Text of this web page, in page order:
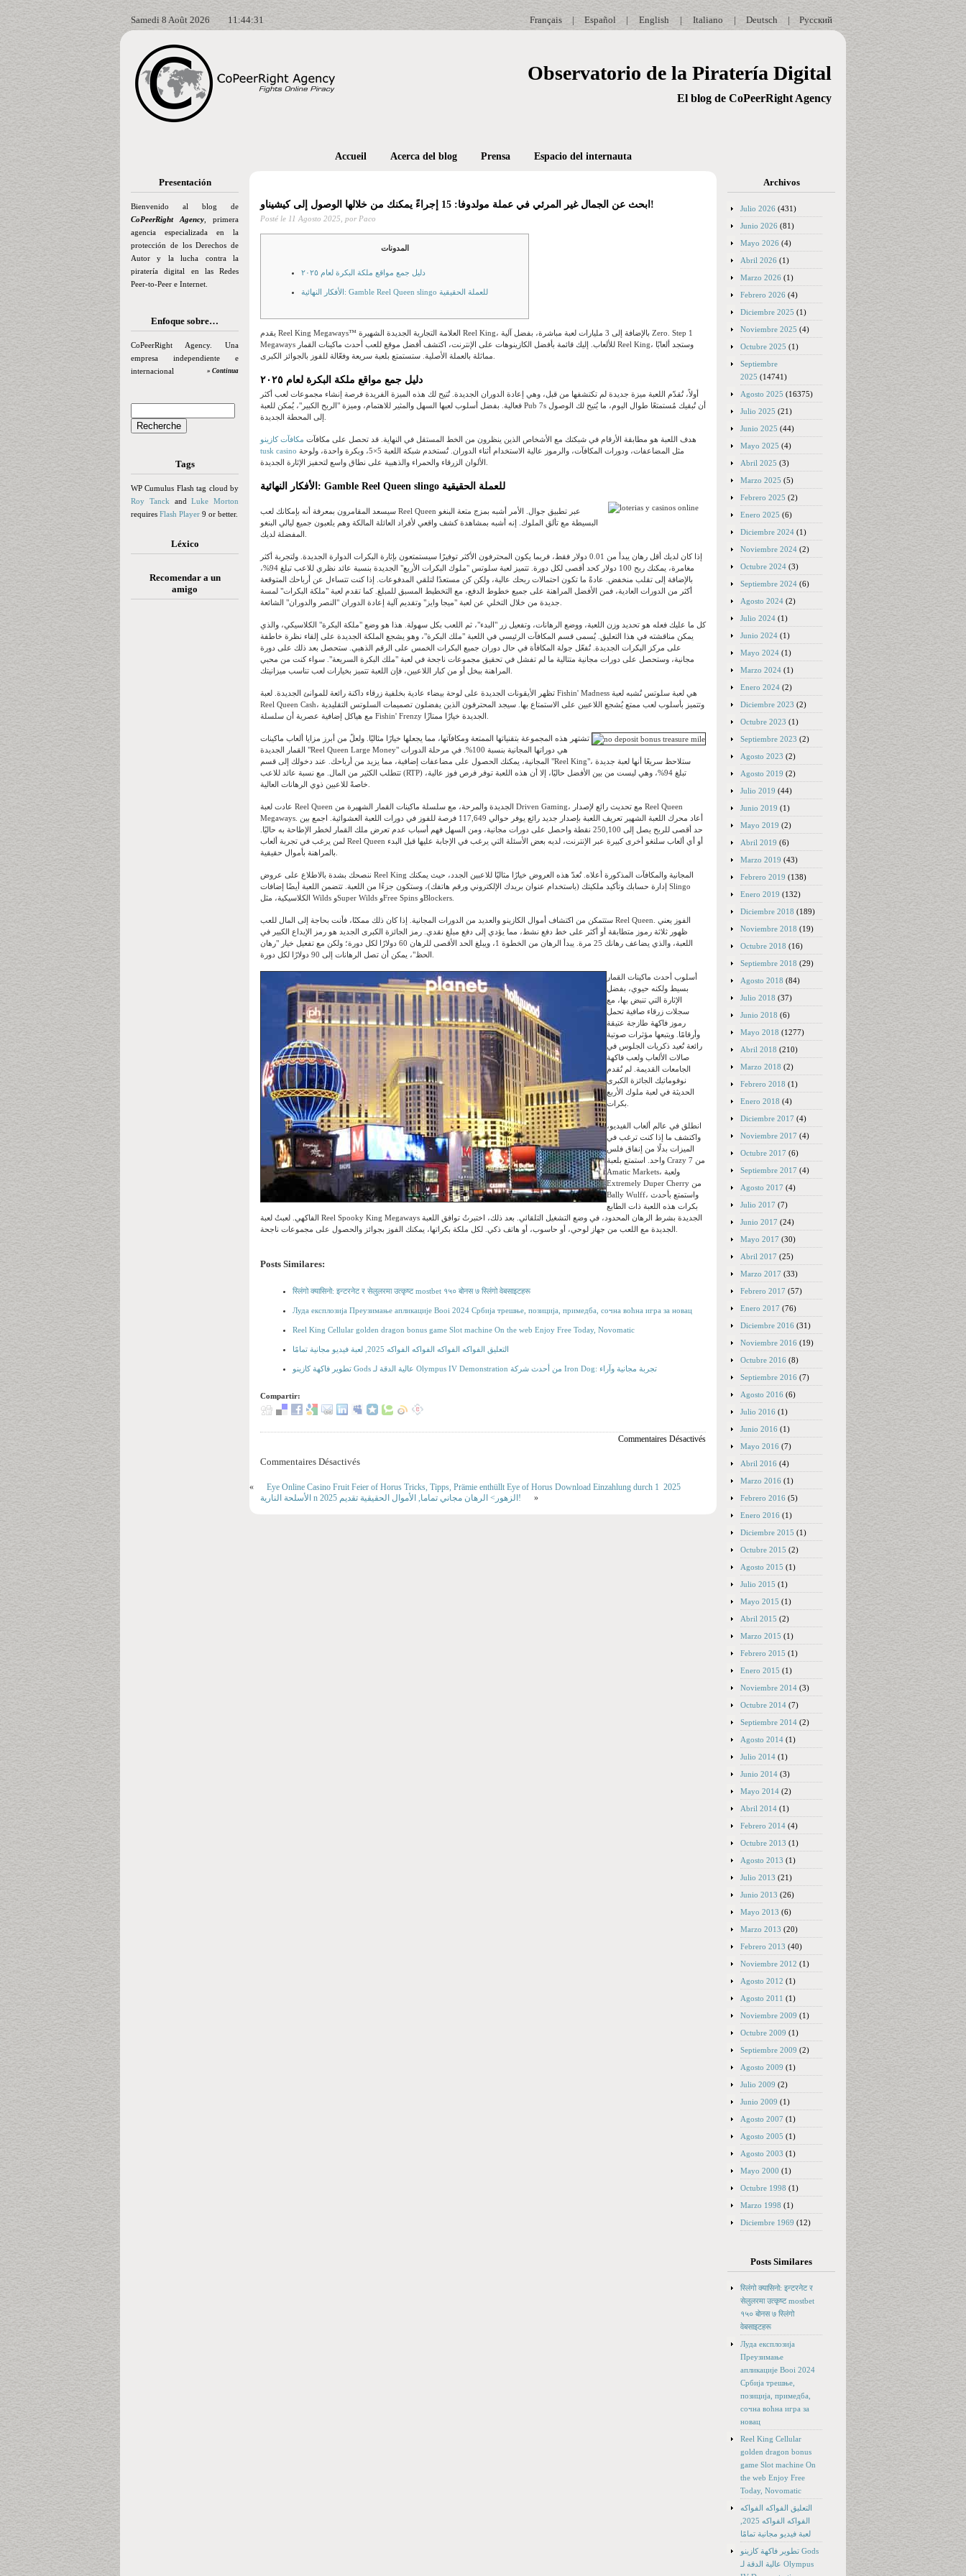
Samedi 8 Août 2026 11:44:33 Русский
|
Deutsch
|
Italiano
|
English
|
Español
|
Français
Observatorio de la Piratería Digital
El blog de CoPeerRight Agency
Presentación
Bienvenido al blog de
CoPeerRight Agency , primera
agencia especializada en la
protección de los Derechos de
Autor y la lucha contra la
piratería digital en las Redes
Peer-to-Peer e Internet.
Enfoque sobre…
CoPeerRight Agency. Una
empresa independiente e
internacional
» Continua
Tags
WP Cumulus Flash tag cloud by
Roy Tanck andLuke Morton
requires Flash Player 9 or better.
Léxico
Recomendar a un
amigo
Accueil Acerca del blog Prensa Espacio del internauta
ابحث عن الجمال غير المرئي في عملة مولدوفا: 15 إجراءً يمكنك من خلالها الوصول إلى كيشيناو!
Posté le 11 Agosto 2025, por Paco
المدونات
دليل جمع مواقع ملكة البكرة لعام ٢٠٢٥
الأفكار النهائية: Gamble Reel Queen slingo للعملة الحقيقية
يقدم Reel King Megaways™ العلامة التجارية الجديدة الشهيرة Reel King، بالإضافة إلى 3 مليارات لعبة مباشرة، بفضل آلية Zero. Step 1
Megaways للألعاب. إليك قائمة بأفضل الكازينوهات على الإنترنت، اكتشف أفضل موقع للعب أحدث ماكينات القمار Reel King، وستجد ألعابًا
دليل جمع مواقع ملكة البكرة لعام ٢٠٢٥
أولاً، تُقدّم اللعبة ميزة جديدة لم تكتشفها من قبل، وهي إعادة الدوران الجديدة. تُتيح لك هذه الميزة الفريدة فرصة إنشاء مجموعات لعب أكثر
فعالية. بفضل أسلوب لعبها السهل والمثير للاهتمام، وميزة "الربح الكبير"، يُمكن للعبة Pub 7s أن تُبقيك مُستمتعًا طوال اليوم، ما يُتيح لك الوصول
هدف اللعبة هو مطابقة الأرقام في شبكتك مع الأشخاص الذين ينظرون من الخط المستقل في النهاية. قد تحصل على مكافآت مكافآت كازينو
tusk casino
الأفكار النهائية: Gamble Reel Queen slingo للعملة الحقيقية
سيسعد المقامرون بمعرفة أنه بإمكانك لعب Reel Queen عبر تطبيق جوال. الأمر أشبه بمزج متعة البنغو
البسيطة مع تألق الملوك. إنه أشبه بمشاهدة كشف واقعي لأفراد العائلة المالكة وهم يلعبون جميع ليالي البنغو
إذا كان لديك أقل رهان يبدأ من 0.01 دولار فقط، فربما يكون المحترفون الأكثر توفيرًا سيستمتعون بإثارة البكرات الدوارة الجديدة. ولتجربة أكثر
مغامرة، يمكنك ربح 100 دولار كحد أقصى لكل دورة. تتميز لعبة سلوتس "ملوك البكرات الأربع" الجديدة بنسبة عائد نظري للاعب تبلغ 94%،
بالإضافة إلى تقلب منخفض. عادةً ما تكون احتمالات ربحك عالية، ولكن كن مستعدًا لتلقي المدفوعات. إذا كنت تتساءل عن أرباحك المتوقعة
أكثر من الدورات العادية، فمن الأفضل المراهنة على جميع خطوط الدفع، مع التخطيط المسبق للمبلغ. كما تقدم لعبة "ملكة البكرات" لمسة
كل ما عليك فعله هو تحديد وزن اللعبة، ووضع الرهانات، وتفعيل زر "البدء"، ثم اللعب بكل سهولة. هذا هو وضع "ملكة البكرة" الكلاسيكي، والذي
يمكن مناقشته في هذا التعليق. يُسمى قسم المكافآت الرئيسي في اللعبة "ملك البكرة"، وهو يشجع الملكة الجديدة على إلقاء نظرة خاطفة
على مركز البكرات الجديدة. تُفعّل جولة المكافأة في حال دوران جميع البكرات الخمس على الرقم الذهبي. ستحصل بعد ذلك على دورة
مجانية، وستحصل على دورات مجانية متتالية ما لم تفشل في تحقيق مجموعات ناجحة في لعبة "ملك البكرة السريعة". سواء كنت من محبي
تظهر الأيقونات الجديدة على لوحة بيضاء عادية بخلفية زرقاء داكنة رائعة للموانئ الجديدة. لعبة Fishin' Madness هي لعبة سلوتس تُشبه لعبة
Reel Queen Cash، وتتميز بأسلوب لعب ممتع يُشجع اللاعبين على الاستمتاع بها. سيجد المحترفون الذين يفضلون تصميمات السلوتس التقليدية
تشتهر هذه المجموعة بتقنياتها الممتعة ومكافآتها، مما يجعلها خيارًا مثاليًا. ولعلّ من أبرز مزايا ألعاب ماكينات
القمار الجديدة "Reel Queen Large Money" هي دوراتها المجانية بنسبة 100%. في مرحلة الدورات
المجانية، يمكنك الحصول على مضاعفات إضافية، مما يزيد من أرباحك. عند دخولك إلى قسم "Reel King"، ستلاحظ سريعًا أنها لعبة جديدة
تتطلب الكثير من المال. مع نسبة عائد للاعب (RTP) تبلغ 94%، وهي ليست من بين الأفضل حاليًا، إلا أن هذه اللعبة توفر فرص فوز عالية،
عادت لعبة Reel Queen الجديدة والمرحة، مع سلسلة ماكينات القمار الشهيرة من Driven Gaming، مع تحديث رائع لإصدار Reel Queen
Megaways. أعاد محرك اللعبة الشهير تعريف اللعبة بإصدار جديد رائع يوفر حوالي 117,649 فرصة للفوز في دورات اللعبة العشوائية. اجمع بين
حد أقصى للربح يصل إلى 250,100 نقطة واحصل على دورات مجانية، ومن السهل فهم أسباب عدم تعرض ملك القمار لخطر الإطاحة به حاليًا.
لمن يرغب في تجربة ألعاب Reel Queen أو أي ألعاب سلنغو أخرى كبيرة عبر الإنترنت، لديه بعض الأسئلة التي يرغب في الإجابة عليها قبل البدء
ننصحك بشدة بالاطلاع على عروض Reel King المجانية والمكافآت المذكورة أعلاه. تُعدّ هذه العروض خيارًا مثاليًا للاعبين الجدد، حيث يمكنك
إدارة حسابك وتأكيد ملكيتك (باستخدام عنوان بريدك الإلكتروني ورقم هاتفك)، وستكون جزءًا من اللعبة. تتضمن اللعبة أيضًا إضافات Slingo
الكلاسيكية، مثل Wilds وSuper Wilds وFree Spins وBlockers.
ستتمكن من اكتشاف أموال الكازينو والعديد من الدورات المجانية. إذا كان ذلك ممكنًا، فأنت بحاجة إلى المال للعب Reel Queen. الفوز يعني
ظهور ثلاثة رموز متطابقة أو أكثر على خط دفع نشط، مما يؤدي إلى دفع مبلغ نقدي. رمز الجائزة الكبرى الجديد هو رمز الإيداع الكبير في
اللعبة، والذي يضاعف رهانك 25 مرة. يبدأ الرهان من الخطوة 1، ويبلغ الحد الأقصى للرهان 60 دولارًا لكل دورة؛ ولكن مع تفعيل خيار "رهان
أسلوب أحدث ماكينات القمار
بسيط ولكنه حيوي، بفضل
الإثارة التي تنبض بها، مع
سجلات زرقاء صافية تحمل
رموز فاكهة طازجة عتيقة
وأرقامًا. ويتبعها مؤثرات صوتية
رائعة تُعيد ذكريات الجلوس في
صالات الألعاب ولعب فاكهة
الجامعات القديمة. لم تُقدم
نوفوماتيك الجائزة الكبرى
الحديثة في لعبة ملوك الأربع
انطلق في عالم ألعاب الفيديو،
واكتشف ما إذا كنت ترغب في
الميزات بدلًا من إنفاق فلس
واحد. استمتع بلعبة Crazy 7 من
Amatic Markets، ولعبة
Extremely Duper Cherry من
Bally Wulff، واستمتع بأحدث
بكرات هذه اللعبة ذات الطابع
الفاكهي. لعبتُ لعبة Reel Spooky King Megaways الجديدة بشرط الرهان المحدود، في وضع التشغيل التلقائي. بعد ذلك، اختبرتُ توافق اللعبة
Posts Similares:
स्लिंगो क्यासिनो: इन्टरनेट र सेलुलरमा उत्कृष्ट mostbet १५० बोनस ७ स्लिंगो वेबसाइटहरू
Луда експлозија Преузимање апликације Booi 2024 Србија трешње, позиција, примедба, сочна воћна игра за новац
Reel King Cellular golden dragon bonus game Slot machine On the web Enjoy Free Today, Novomatic
التعليق الفواكه الفواكه الفواكه الفواكه 2025, لعبة فيديو مجانية تمامًا
تطوير فاكهة كازينو Gods عالية الدقة لـ Olympus IV Demonstration من أحدث شركة Iron Dog: تجربة مجانية وآراء
Compartir:
Commentaires Désactivés
Commentaires Désactivés
«
Eye Online Casino Fruit Feier of Horus Tricks, Tipps, Prämie enthüllt Eye of Horus Download Einzahlung durch 1 2025
الأسلحة النارية n الزهور> الرهان مجاني تماما, الأموال الحقيقية تقديم 2025!
»
Archivos
Julio 2026 (431)
Junio 2026 (81)
Mayo 2026 (4)
Abril 2026 (1)
Marzo 2026 (1)
Febrero 2026 (4)
Diciembre 2025 (1)
Noviembre 2025 (4)
Octubre 2025 (1)
Septiembre
2025 (14741)
Agosto 2025 (16375)
Julio 2025 (21)
Junio 2025 (44)
Mayo 2025 (4)
Abril 2025 (3)
Marzo 2025 (5)
Febrero 2025 (2)
Enero 2025 (6)
Diciembre 2024 (1)
Noviembre 2024 (2)
Octubre 2024 (3)
Septiembre 2024 (6)
Agosto 2024 (2)
Julio 2024 (1)
Junio 2024 (1)
Mayo 2024 (1)
Marzo 2024 (1)
Enero 2024 (2)
Diciembre 2023 (2)
Octubre 2023 (1)
Septiembre 2023 (2)
Agosto 2023 (2)
Agosto 2019 (2)
Julio 2019 (44)
Junio 2019 (1)
Mayo 2019 (2)
Abril 2019 (6)
Marzo 2019 (43)
Febrero 2019 (138)
Enero 2019 (132)
Diciembre 2018 (189)
Noviembre 2018 (19)
Octubre 2018 (16)
Septiembre 2018 (29)
Agosto 2018 (84)
Julio 2018 (37)
Junio 2018 (6)
Mayo 2018 (1277)
Abril 2018 (210)
Marzo 2018 (2)
Febrero 2018 (1)
Enero 2018 (4)
Diciembre 2017 (4)
Noviembre 2017 (4)
Octubre 2017 (6)
Septiembre 2017 (4)
Agosto 2017 (4)
Julio 2017 (7)
Junio 2017 (24)
Mayo 2017 (30)
Abril 2017 (25)
Marzo 2017 (33)
Febrero 2017 (57)
Enero 2017 (76)
Diciembre 2016 (31)
Noviembre 2016 (19)
Octubre 2016 (8)
Septiembre 2016 (7)
Agosto 2016 (6)
Julio 2016 (1)
Junio 2016 (1)
Mayo 2016 (7)
Abril 2016 (4)
Marzo 2016 (1)
Febrero 2016 (5)
Enero 2016 (1)
Diciembre 2015 (1)
Octubre 2015 (2)
Agosto 2015 (1)
Julio 2015 (1)
Mayo 2015 (1)
Abril 2015 (2)
Marzo 2015 (1)
Febrero 2015 (1)
Enero 2015 (1)
Noviembre 2014 (3)
Octubre 2014 (7)
Septiembre 2014 (2)
Agosto 2014 (1)
Julio 2014 (1)
Junio 2014 (3)
Mayo 2014 (2)
Abril 2014 (1)
Febrero 2014 (4)
Octubre 2013 (1)
Agosto 2013 (1)
Julio 2013 (21)
Junio 2013 (26)
Mayo 2013 (6)
Marzo 2013 (20)
Febrero 2013 (40)
Noviembre 2012 (1)
Agosto 2012 (1)
Agosto 2011 (1)
Noviembre 2009 (1)
Octubre 2009 (1)
Septiembre 2009 (2)
Agosto 2009 (1)
Julio 2009 (2)
Junio 2009 (1)
Agosto 2007 (1)
Agosto 2005 (1)
Agosto 2003 (1)
Mayo 2000 (1)
Octubre 1998 (1)
Marzo 1998 (1)
Diciembre 1969 (12)
Posts Similares
स्लिंगो क्यासिनो: इन्टरनेट र
सेलुलरमा उत्कृष्ट mostbet
१५० बोनस ७ स्लिंगो
वेबसाइटहरू
Луда експлозија
Преузимање
апликације Booi 2024
Србија трешње,
позиција, примедба,
сочна воћна игра за
новац
Reel King Cellular
golden dragon bonus
game Slot machine On
the web Enjoy Free
Today, Novomatic
التعليق الفواكه الفواكه
لعبة فيديو مجانية تمامًا
تطوير فاكهة كازينو Gods
عالية الدقة لـ Olympus